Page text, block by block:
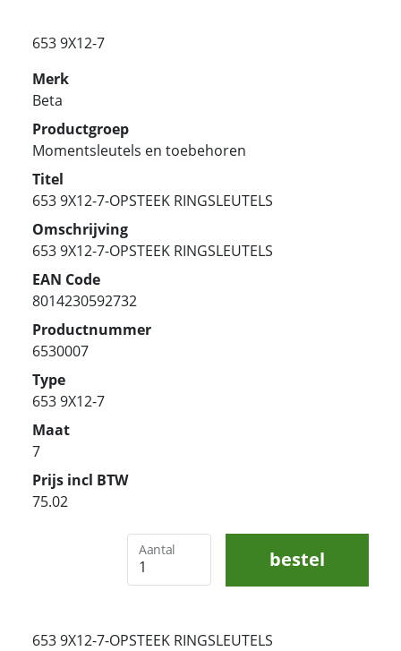
653 9X12-7
Merk
Beta
Productgroep
Momentsleutels en toebehoren
Titel
653 9X12-7-OPSTEEK RINGSLEUTELS
Omschrijving
653 9X12-7-OPSTEEK RINGSLEUTELS
EAN Code
8014230592732
Productnummer
6530007
Type
653 9X12-7
Maat
7
Prijs incl BTW
75.02
Aantal bestel
653 9X12-7-OPSTEEK RINGSLEUTELS